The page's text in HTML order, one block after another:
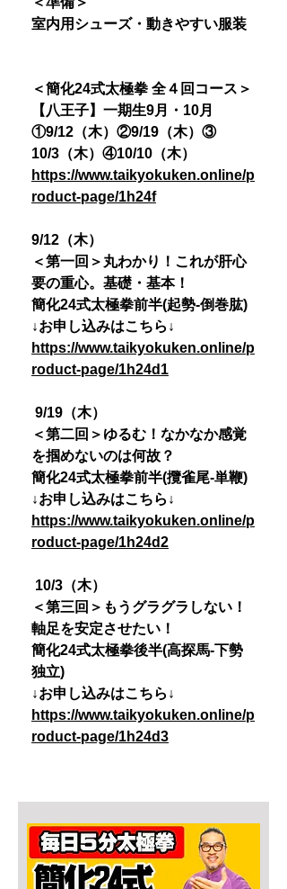
室内用シューズ・動きやすい服装
＜簡化24式太極拳 全４回コース＞
【八王子】一期生9月・10月
①9/12（木）②9/19（木）③
10/3（木）④10/10（木）
https://www.taikyokuken.online/p
roduct-page/1h24f
9/12（木）
＜第一回＞丸わかり！これが肝心
要の重心。基礎・基本！
簡化24式太極拳前半(起勢-倒巻肱)
↓お申し込みはこちら↓
https://www.taikyokuken.online/p
roduct-page/1h24d1
9/19（木）
＜第二回＞ゆるむ！なかなか感覚
を掴めないのは何故？
簡化24式太極拳前半(攬雀尾-単鞭)
↓お申し込みはこちら↓
https://www.taikyokuken.online/p
roduct-page/1h24d2
10/3（木）
＜第三回＞もうグラグラしない！
軸足を安定させたい！
簡化24式太極拳後半(高探馬-下勢
独立)
↓お申し込みはこちら↓
https://www.taikyokuken.online/p
roduct-page/1h24d3